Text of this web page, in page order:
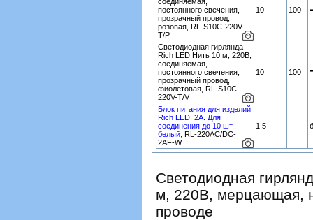
постоянного свечения,
прозрачный провод,
розовая, RL-S10C-220V-
T/P
10 100
Светодиодная гирлянда
Rich LED Нить 10 м, 220В,
соединяемая,
постоянного свечения,
прозрачный провод,
фиолетовая, RL-S10C-
220V-T/V
10 100
Блок питания для изделий
Rich LED. 2А. Для
соединения до 10 шт.,
белый, RL-220AC/DC-
2AF-W
1.5 -
Светодиодная
м, 220В, мерцающая,
проводе